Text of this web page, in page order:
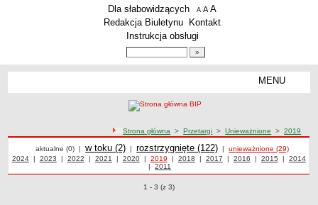
Menu dodatkowe
Dla słabowidzących A pomniejsz czcionkę
A standardowy rozmiar czcionki
A
Redakcja Biuletynu
Kontakt
Instrukcja obsługi
MENU
Przedmiot działalności wg. PKD
Status prawny
ścieżka nawigacji
Strona główna >Przetargi >Unieważnione >2019
Przetargi unieważnione z 2019 roku
Przetargi
aktualne (0) |Przetargi
w toku (2) |Przetargi
rozstrzygnięte (122) | Przetargi
unieważnione (29)
Przetargi z roku
2024| Przetargi z roku
2023 | Przetargi z roku
2022 | Przetargi z roku
2021 | Przetargi z roku
2020| Przetargi z roku
2019 | Przetargi z roku
2018 | Przetargi z roku
2017 | Przetargi z roku
2016 | Przetargi z roku
2015 | Przetargi
2014
|Przetargi z roku
2011
Przetargi o pozycjach
1 - 3 (z 3)